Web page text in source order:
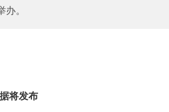
办。
将发布